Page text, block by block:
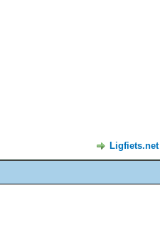
Ligfiets.net